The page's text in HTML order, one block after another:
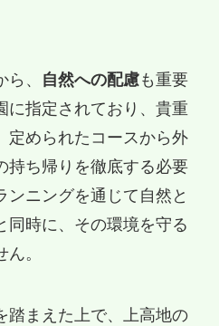
、 自然への配慮も重要
に指定されており、貴重
定められたコースから外
持ち帰りを徹底する必要
ンニングを通じて自然と
同時に、その環境を守る
。
踏まえた上で、上高地の